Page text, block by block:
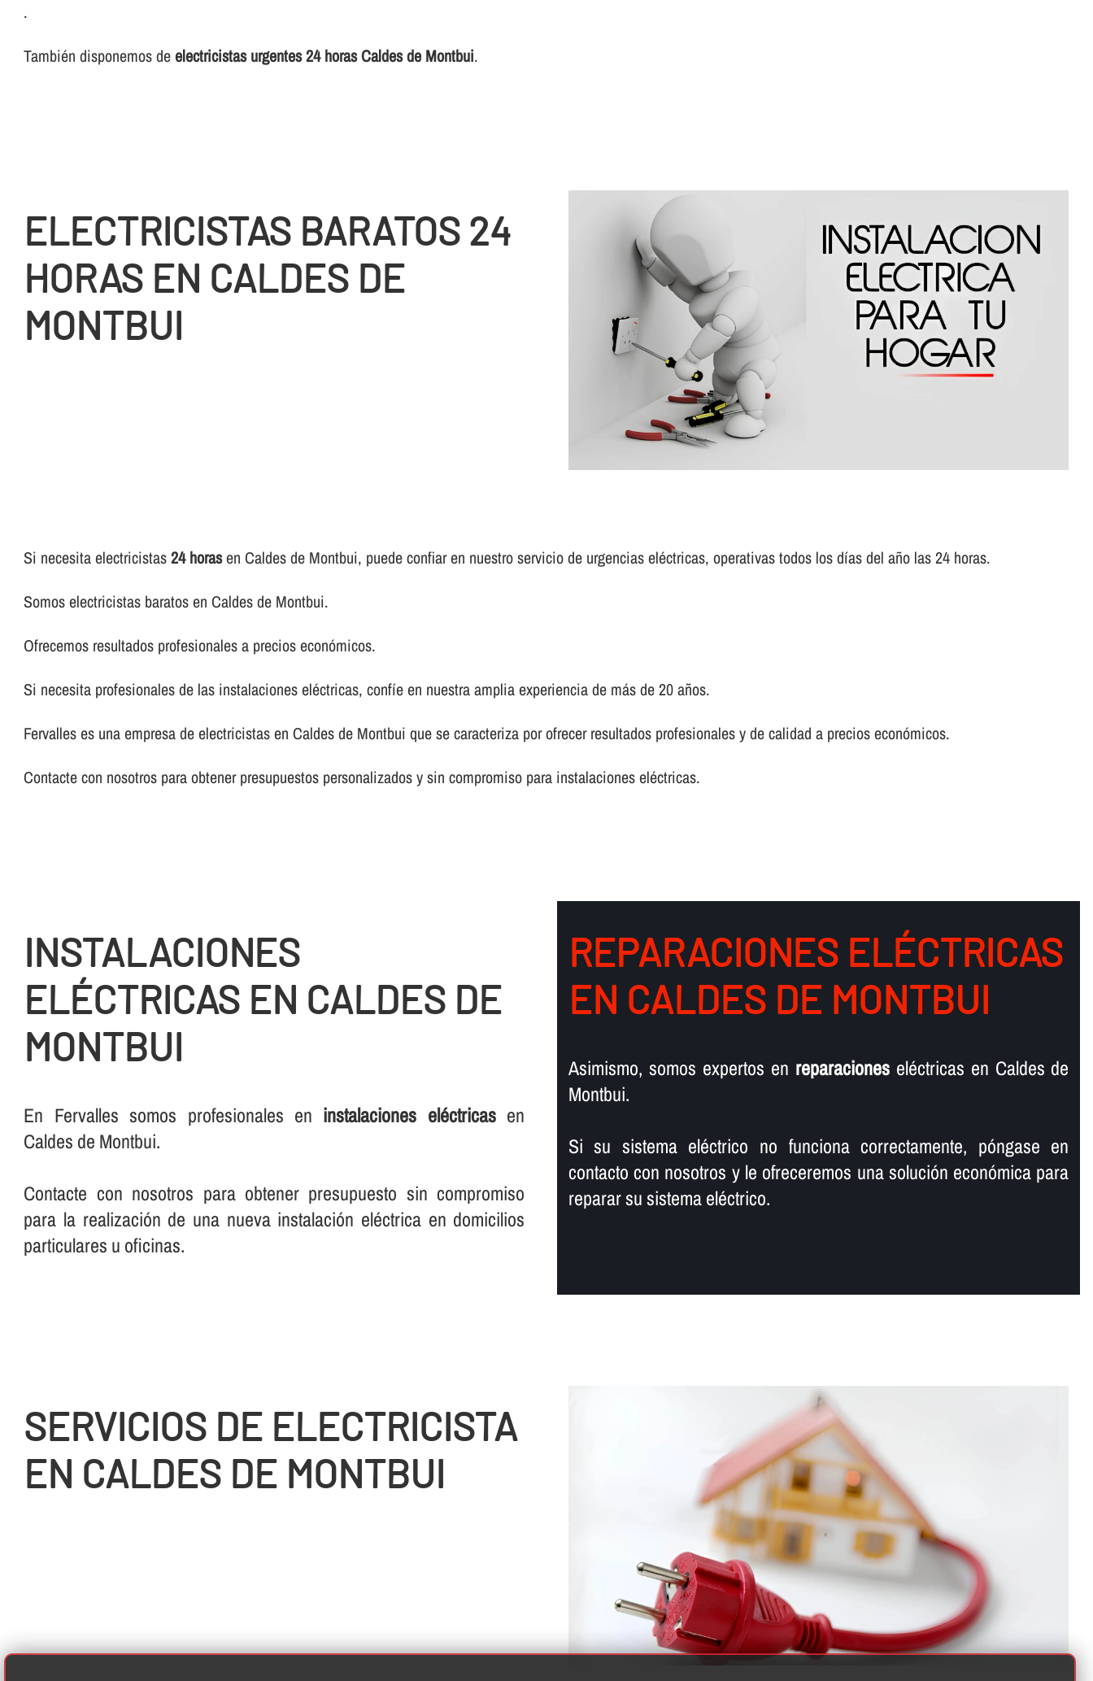
.
También disponemos deelectricistas urgentes 24 horas Caldes de Montbui.
ELECTRICISTAS BARATOS 24
HORAS EN CALDES DE
MONTBUI
Si necesita electricistas24 horasen Caldes de Montbui, puede confiar en nuestro servicio de urgencias eléctricas, operativas todos los dí­as del año las 24 horas.
Somos electricistas baratos en Caldes de Montbui.
Ofrecemos resultados profesionales a precios económicos.
Si necesita profesionales de las instalaciones eléctricas, confí­e en nuestra amplia experiencia de más de 20 años.
Fervalles es una empresa de electricistas en Caldes de Montbui que se caracteriza por ofrecer resultados profesionales y de calidad a precios económicos.
Contacte con nosotros para obtener presupuestos personalizados y sin compromiso para instalaciones eléctricas.
INSTALACIONES
ELÉCTRICAS EN CALDES DE
MONTBUI
En Fervalles somos profesionales en instalaciones eléctricasen
Caldes de Montbui.
Contacte con nosotros para obtener presupuesto sin compromiso
para la realización de una nueva instalación eléctrica en domicilios
particulares u oficinas.
REPARACIONES ELÉCTRICAS
EN CALDES DE MONTBUI
Asimismo, somos expertos en reparacioneseléctricas en Caldes de
Montbui.
Si su sistema eléctrico no funciona correctamente, póngase en
contacto con nosotros y le ofreceremos una solución económica para
reparar su sistema eléctrico.
SERVICIOS DE ELECTRICISTA
EN CALDES DE MONTBUI